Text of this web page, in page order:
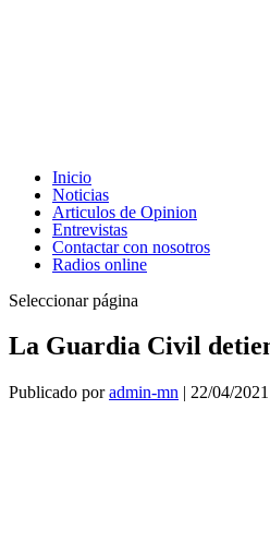
Inicio
Noticias
Articulos de Opinion
Entrevistas
Contactar con nosotros
Radios online
Seleccionar página
La Guardia Civil
Publicado poradmin-mn | 22/04/2021